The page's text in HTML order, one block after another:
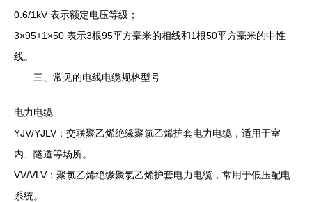
0.6/1kV 表示额定电压等级；
3×95+1×50 表示3根95平方毫米的相线和1根50平方毫米的中性
线。
三、常见的电线电缆规格型号
电力电缆
YJV/YJLV：交联聚乙烯绝缘聚氯乙烯护套电力电缆，适用于室
内、隧道等场所。
VV/VLV：聚氯乙烯绝缘聚氯乙烯护套电力电缆，常用于低压配电
系统。